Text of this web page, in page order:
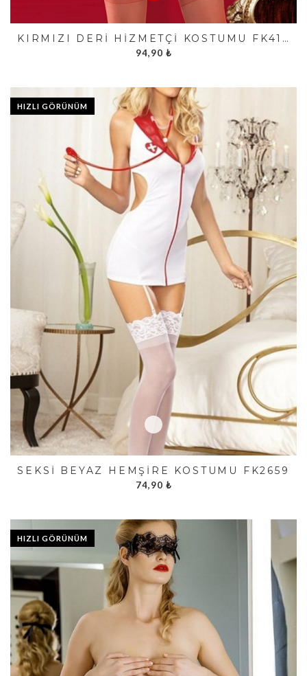
KIRMIZI DERI HIZMETÇI KOSTÜMÜ FK4197
94,90 ₺
HIZLI GÖRÜNÜM
SEKSI BEYAZ HEMŞIRE KOSTÜMÜ FK2659
74,90 ₺
HIZLI GÖRÜNÜM